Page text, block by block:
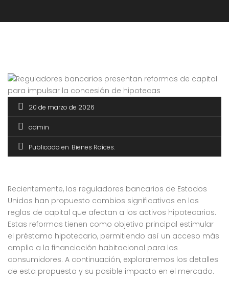
20 de marzo de 2026
admin
Publicado en Bienes Raíces
Recientemente, los reguladores bancarios de Estados
Unidos han propuesto cambios significativos en las
reglas de capital que afectan a los activos hipotecarios.
Estas reformas tienen como objetivo principal estimular
el préstamo hipotecario, permitiendo así un acceso más
amplio a la financiación habitacional para los
consumidores. A continuación, exploraremos los detalles
de esta propuesta y su posible impacto en el mercado.